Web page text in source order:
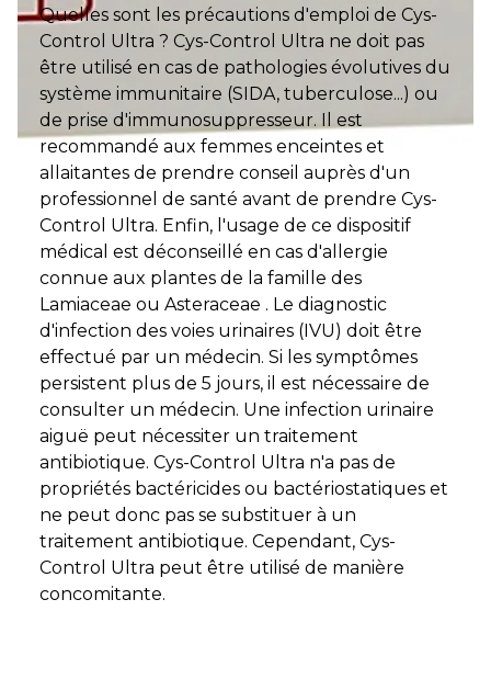
Quelles sont les précautions d'emploi de Cys-
Control Ultra ? Cys-Control Ultra ne doit pas
être utilisé en cas de pathologies évolutives du
système immunitaire (SIDA, tuberculose...) ou
de prise d'immunosuppresseur. Il est
recommandé aux femmes enceintes et
allaitantes de prendre conseil auprès d'un
professionnel de santé avant de prendre Cys-
Control Ultra. Enfin, l'usage de ce dispositif
médical est déconseillé en cas d'allergie
connue aux plantes de la famille des
Lamiaceae ou Asteraceae . Le diagnostic
d'infection des voies urinaires (IVU) doit être
effectué par un médecin. Si les symptômes
persistent plus de 5 jours, il est nécessaire de
consulter un médecin. Une infection urinaire
aiguë peut nécessiter un traitement
antibiotique. Cys-Control Ultra n'a pas de
propriétés bactéricides ou bactériostatiques et
ne peut donc pas se substituer à un
traitement antibiotique. Cependant, Cys-
Control Ultra peut être utilisé de manière
concomitante.